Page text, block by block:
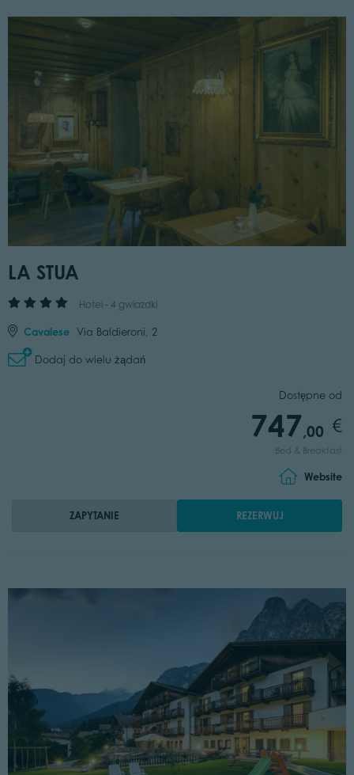
Dostępne od
747 ,00
Bed & Breakfast
LA STUA
Hotel - 4 gwiazdki
Cavalese Via Baldieroni, 2
Dodaj do wielu żądań
Website
ZAPYTANIE REZERWUJ